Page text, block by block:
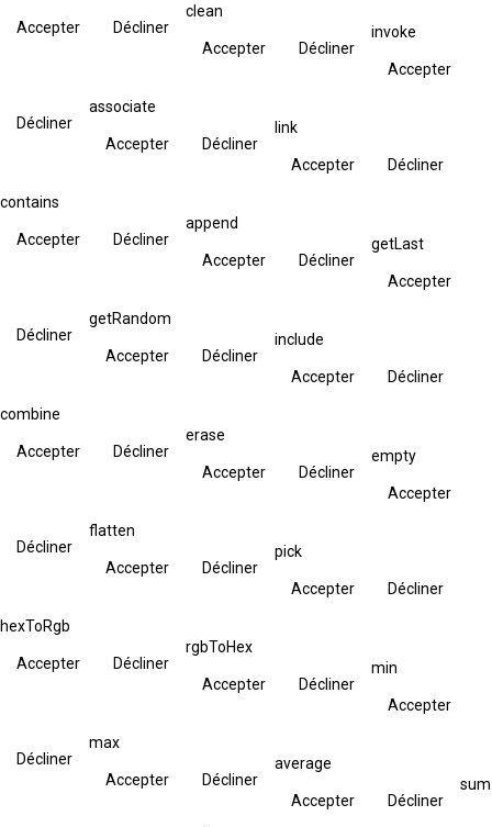
Accepter Décliner
clean
Accepter Décliner
invoke
Accepter
Décliner
associate
Accepter Décliner
link
Accepter Décliner
contains
Accepter Décliner
append
Accepter Décliner
getLast
Accepter
Décliner
getRandom
Accepter Décliner
include
Accepter Décliner
combine
Accepter Décliner
erase
Accepter Décliner
empty
Accepter
Décliner
flatten
Accepter Décliner
pick
Accepter Décliner
hexToRgb
Accepter Décliner
rgbToHex
Accepter Décliner
min
Accepter
Décliner
max
Accepter Décliner
average
Accepter Décliner
sum